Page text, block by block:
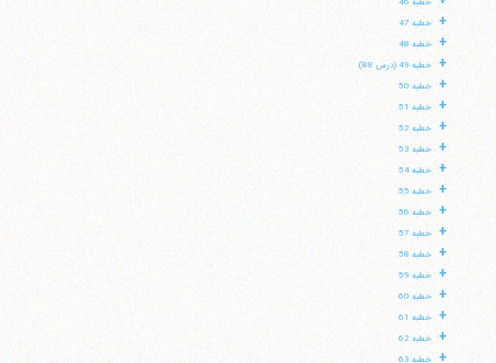
+ خطبه 47
+ خطبه 48
+ خطبه 49 (درس 88)
+ خطبه 50
+ خطبه 51
+ خطبه 52
+ خطبه 53
+ خطبه 54
+ خطبه 55
+ خطبه 56
+ خطبه 57
+ خطبه 58
+ خطبه 59
+ خطبه 60
+ خطبه 61
+ خطبه 62
+ خطبه 63